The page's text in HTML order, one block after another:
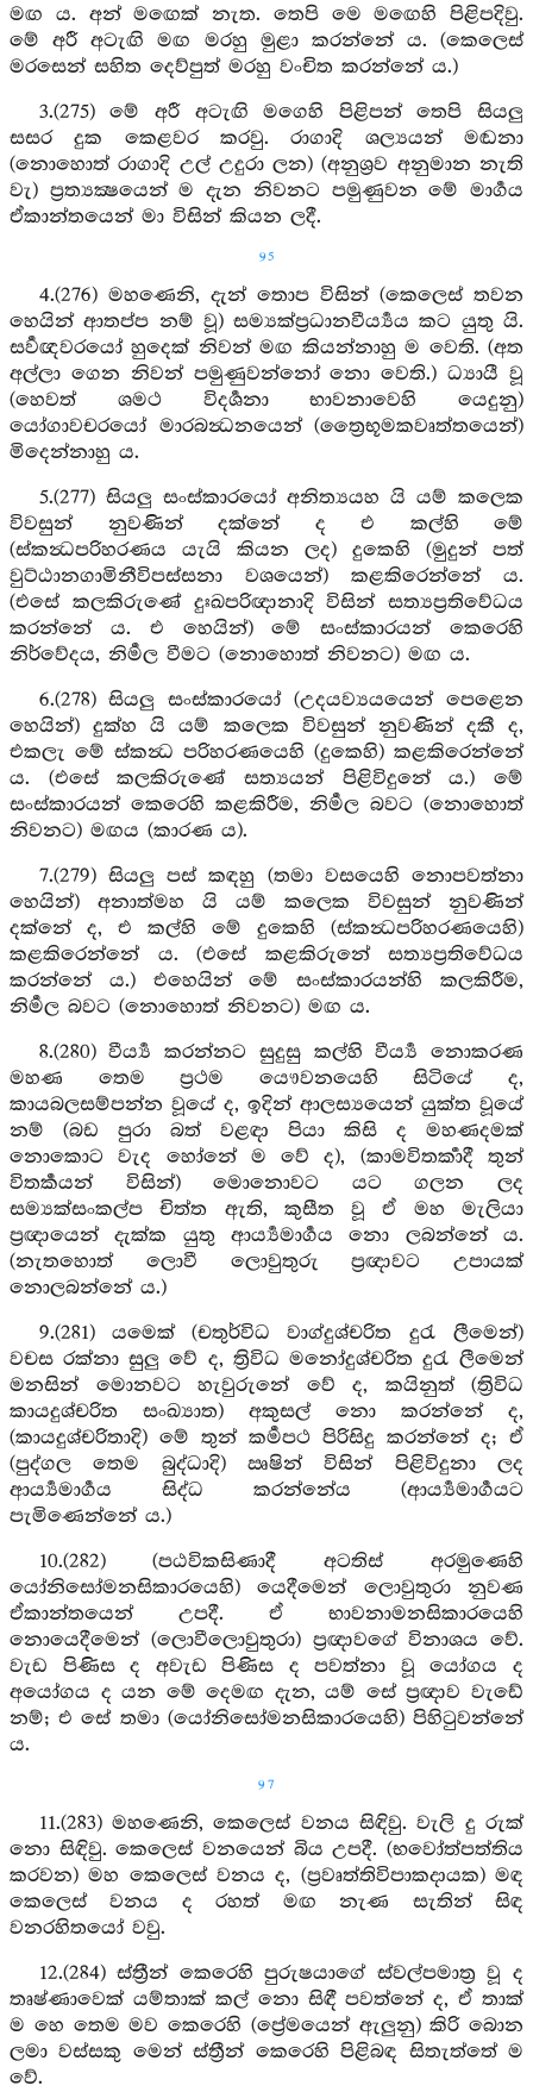
මඟ ය. අන් මඟෙක් නැත. තෙපි මෙ මඟෙහි පිළිපදිවු.
මේ අරී අටැඟි මඟ මරහු මුළා කරන්නේ ය. (කෙලෙස්
මරසෙන් සහිත දෙව්පුත් මරහු වංචිත කරන්නේ ය.)
3.(275) මේ අරී අටැඟි මගෙහි පිළිපන් තෙපි සියලු
සසර දුක කෙළවර කරවු. රාගාදි ශල්‍යයන් මඬනා
(නොහොත් රාගාදි උල් උදුරා ලන) (අනුශ්‍රව අනුමාන නැති
වැ) ප්‍රත්‍යක්‍ෂයෙන් ම දැන නිවනට පමුණුවන මේ මාර්‍ගය
ඒකාන්තයෙන් මා විසින් කියන ලදී.
95
4.(276) මහණෙනි, දැන් තොප විසින් (කෙලෙස් තවන
හෙයින් ආතප්ප නම් වූ) සම්‍යක්ප්‍රධානවීර්‍ය්‍යය කට යුතු යි.
සර්‍වඥවරයෝ හුදෙක් නිවන් මඟ කියන්නාහු ම වෙති. (අත
අල්ලා ගෙන නිවන් පමුණුවන්නෝ නො වෙති.) ධ්‍යායී වූ
(හෙවත් ශමථ විදර්‍ශනා භාවනාවෙහි යෙදුනු)
යෝගාවචරයෝ මාරබන්‍ධනයෙන් (ත්‍රෛභූමකවෘත්තයෙන්)
මිදෙන්නාහු ය.
5.(277) සියලු සංස්කාරයෝ අනිත්‍යයහ යි යම් කලෙක
විවසුන් නුවණින් දක්නේ ද එ කල්හි මේ
(ස්කන්‍ධපරිහරණය යැයි කියන ලද) දුකෙහි (මුදුන් පත්
වුට්ඨානගාමිනීවිපස්සනා වශයෙන්) කළකිරෙන්නේ ය.
(එසේ කලකිරුණේ දුඃඛපරිඥානාදි විසින් සත්‍යප්‍රතිවේධය
කරන්නේ ය. එ හෙයින්) මේ සංස්කාරයන් කෙරෙහි
නිර්වේදය, නිර්‍මල වීමට (නොහොත් නිවනට) මඟ ය.
6.(278) සියලු සංස්කාරයෝ (උදයව්‍යයයෙන් පෙළෙන
හෙයින්) දුක්හ යි යම් කලෙක විවසුන් නුවණින් දකී ද,
එකලැ මේ ස්කන්‍ධ පරිහරණයෙහි (දුකෙහි) කළකිරෙන්නේ
ය. (එසේ කලකිරුණේ සත්‍යයන් පිළිවිදුනේ ය.) මේ
සංස්කාරයන් කෙරෙහි කළකිරීම, නිර්‍මල බවට (නොහොත්
නිවනට) මඟය (කාරණ ය).
7.(279) සියලු පස් කඳහු (තමා වසයෙහි නොපවත්නා
හෙයින්) අනාත්මහ යි යම් කලෙක විවසුන් නුවණින්
දක්නේ ද, එ කල්හි මේ දුකෙහි (ස්කන්‍ධපරිහරණයෙහි)
කළකිරෙන්නේ ය. (එසේ කළකිරුනේ සත්‍යප්‍රතිවේධය
කරන්නේ ය.) එහෙයින් මේ සංස්කාරයන්හි කලකිරීම,
නිර්‍මල බවට (නොහොත් නිවනට) මඟ ය.
8.(280) වීර්‍ය්‍ය කරන්නට සුදුසු කල්හි වීර්‍ය්‍ය නොකරණ
මහණ තෙම ප්‍රථම යෞවනයෙහි සිටියේ ද,
කායබලසම්පන්න වූයේ ද, ඉදින් ආලස්‍යයෙන් යුක්ත වූයේ
නම් (බඩ පුරා බත් වළඳා පියා කිසි ද මහණදමක්
නොකොට වැද හෝනේ ම වේ ද), (කාමවිතර්‍කාදී තුන්
විතර්‍කයන් විසින්) මොනොවට යට ගලන ලද
සම්‍යක්සංකල්ප චිත්ත ඇති, කුසීත වූ ඒ මහ මැලියා
ප්‍රඥායෙන් දැක්ක යුතු ආර්‍ය්‍යමාර්‍ගය නො ලබන්නේ ය.
(නැතහොත් ලොවී ලොවුතුරු ප්‍රඥාවට උපායක්
නොලබන්නේ ය.)
9.(281) යමෙක් (චතුර්විධ වාග්දුශ්චරිත දුරැ ලීමෙන්)
වචස රක්නා සුලු වේ ද, ත්‍රිවිධ මනෝදුශ්චරිත දුරැ ලීමෙන්
මනසින් මොනවට හැවුරුනේ වේ ද, කයිනුත් (ත්‍රිවිධ
කායදුශ්චරිත සංඛ්‍යාත) අකුසල් නො කරන්නේ ද,
(කායදුශ්චරිතාදි) මේ තුන් කර්‍මපථ පිරිසිදු කරන්නේ ද; ඒ
(පුද්ගල තෙම බුද්ධාදි) ඍෂින් විසින් පිළිවිදුනා ලද
ආර්‍ය්‍යමාර්‍ගය සිද්ධ කරන්නේය (ආර්‍ය්‍යමාර්‍ගයට
පැමිණෙන්නේ ය.)
10.(282) (පඨවිකසිණාදී අටතිස් අරමුණෙහි
යෝනිසෝමනසිකාරයෙහි) යෙදීමෙන් ලොවුතුරා නුවණ
ඒකාන්තයෙන් උපදී. ඒ භාවනාමනසිකාරයෙහි
නොයෙදීමෙන් (ලොවීලොවුතුරා) ප්‍රඥාවගේ විනාශය වේ.
වැඩ පිණිස ද අවැඩ පිණිස ද පවත්නා වූ යෝගය ද
අයෝගය ද යන මේ දෙමඟ දැන, යම් සේ ප්‍රඥාව වැඩේ
නම්; එ සේ තමා (යෝනිසෝමනසිකාරයෙහි) පිහිටුවන්නේ
ය.
97
11.(283) මහණෙනි, කෙලෙස් වනය සිඳිවු. වැලි දු රුක්
නො සිඳිවු. කෙලෙස් වනයෙන් බිය උපදී. (භවෝත්පත්තිය
කරවන) මහ කෙලෙස් වනය ද, (ප්‍රවෘත්තිවිපාකදායක) මඳ
කෙලෙස් වනය ද රහත් මඟ නැණ සැතින් සිඳ
වනරහිතයෝ වවු.
12.(284) ස්ත්‍රීන් කෙරෙහි පුරුෂයාගේ ස්වල්පමාත්‍ර වූ ද
තෘෂ්ණාවෙක් යම්තාක් කල් නො සිඳී පවත්නේ ද, ඒ තාක්
ම හෙ තෙම මව කෙරෙහි (ප්‍රේමයෙන් ඇලුනු) කිරි බොන
ලමා වස්සකු මෙන් ස්ත්‍රීන් කෙරෙහි පිළිබඳ සිතැත්තේ ම
වේ.